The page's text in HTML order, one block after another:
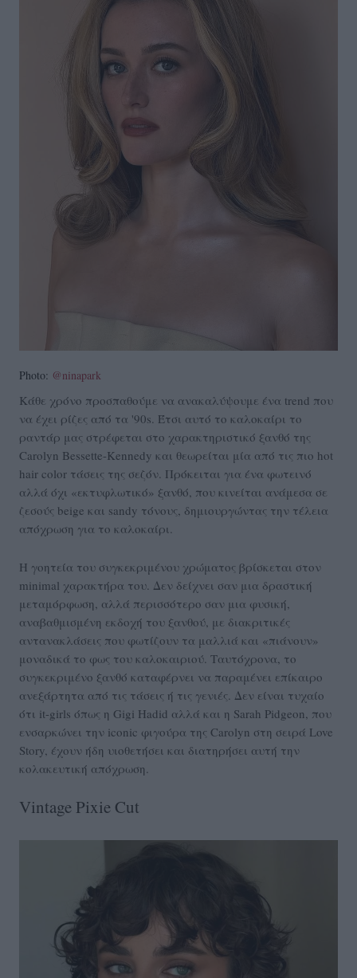
Photo: @ninapark
Κάθε χρόνο προσπαθούμε να ανακαλύψουμε ένα trend που
να έχει ρίζες από τα '90s. Έτσι αυτό το καλοκαίρι το
ραντάρ μας στρέφεται στο χαρακτηριστικό ξανθό της
Carolyn Bessette-Kennedy και θεωρείται μία από τις πιο hot
hair color τάσεις της σεζόν. Πρόκειται για ένα φωτεινό
αλλά όχι «εκτυφλωτικό» ξανθό, που κινείται ανάμεσα σε
ζεσούς beige και sandy τόνους, δημιουργώντας την τέλεια
απόχρωση για το καλοκαίρι.
Η γοητεία του συγκεκριμένου χρώματος βρίσκεται στον
minimal χαρακτήρα του. Δεν δείχνει σαν μια δραστική
μεταμόρφωση, αλλά περισσότερο σαν μια φυσική,
αναβαθμισμένη εκδοχή του ξανθού, με διακριτικές
αντανακλάσεις που φωτίζουν τα μαλλιά και «πιάνουν»
μοναδικά το φως του καλοκαιριού. Ταυτόχρονα, το
συγκεκριμένο ξανθό καταφέρνει να παραμένει επίκαιρο
ανεξάρτητα από τις τάσεις ή τις γενιές. Δεν είναι τυχαίο
ότι it-girls όπως η Gigi Hadid αλλά και η Sarah Pidgeon, που
ενσαρκώνει την iconic φιγούρα της Carolyn στη σειρά Love
Story, έχουν ήδη υιοθετήσει και διατηρήσει αυτή την
κολακευτική απόχρωση.
Vintage Pixie Cut